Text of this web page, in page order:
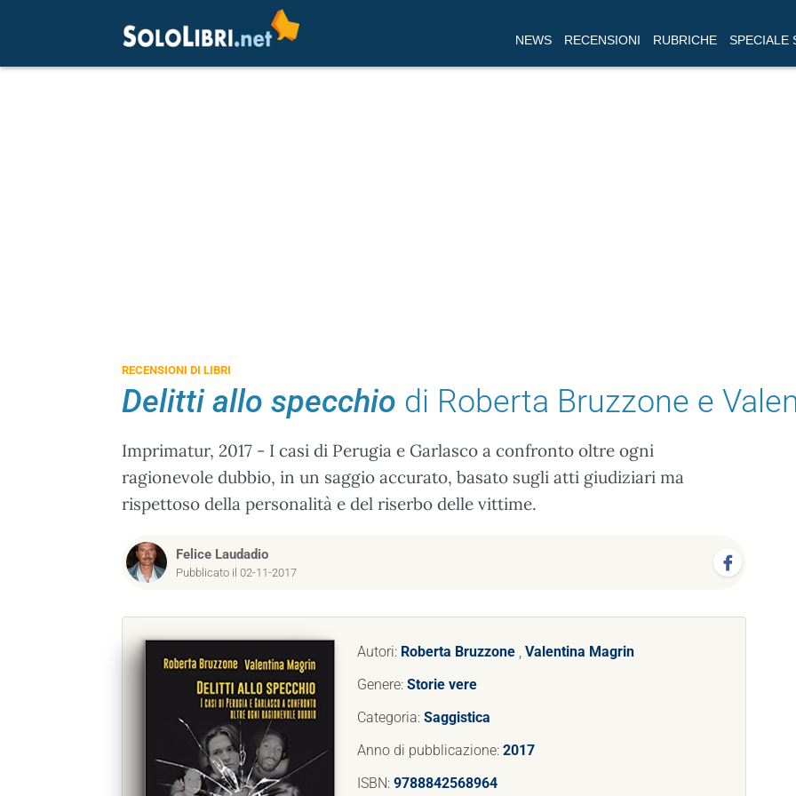
NEWS RECENSIONI RUBRICHE SPECIALE
RECENSIONI DI LIBRI
Delitti allo specchio di Roberta Bruzzone e
Imprimatur, 2017 - I casi di Perugia e Garlasco a confronto oltre ogni
ragionevole dubbio, in un saggio accurato, basato sugli atti giudiziari ma
rispettoso della personalità e del riserbo delle vittime.
Felice Laudadio
Pubblicato il 02-11-2017
Autori: Roberta Bruzzone , Valentina Magrin
Genere: Storie vere
Categoria: Saggistica
Anno di pubblicazione: 2017
ISBN: 9788842568964